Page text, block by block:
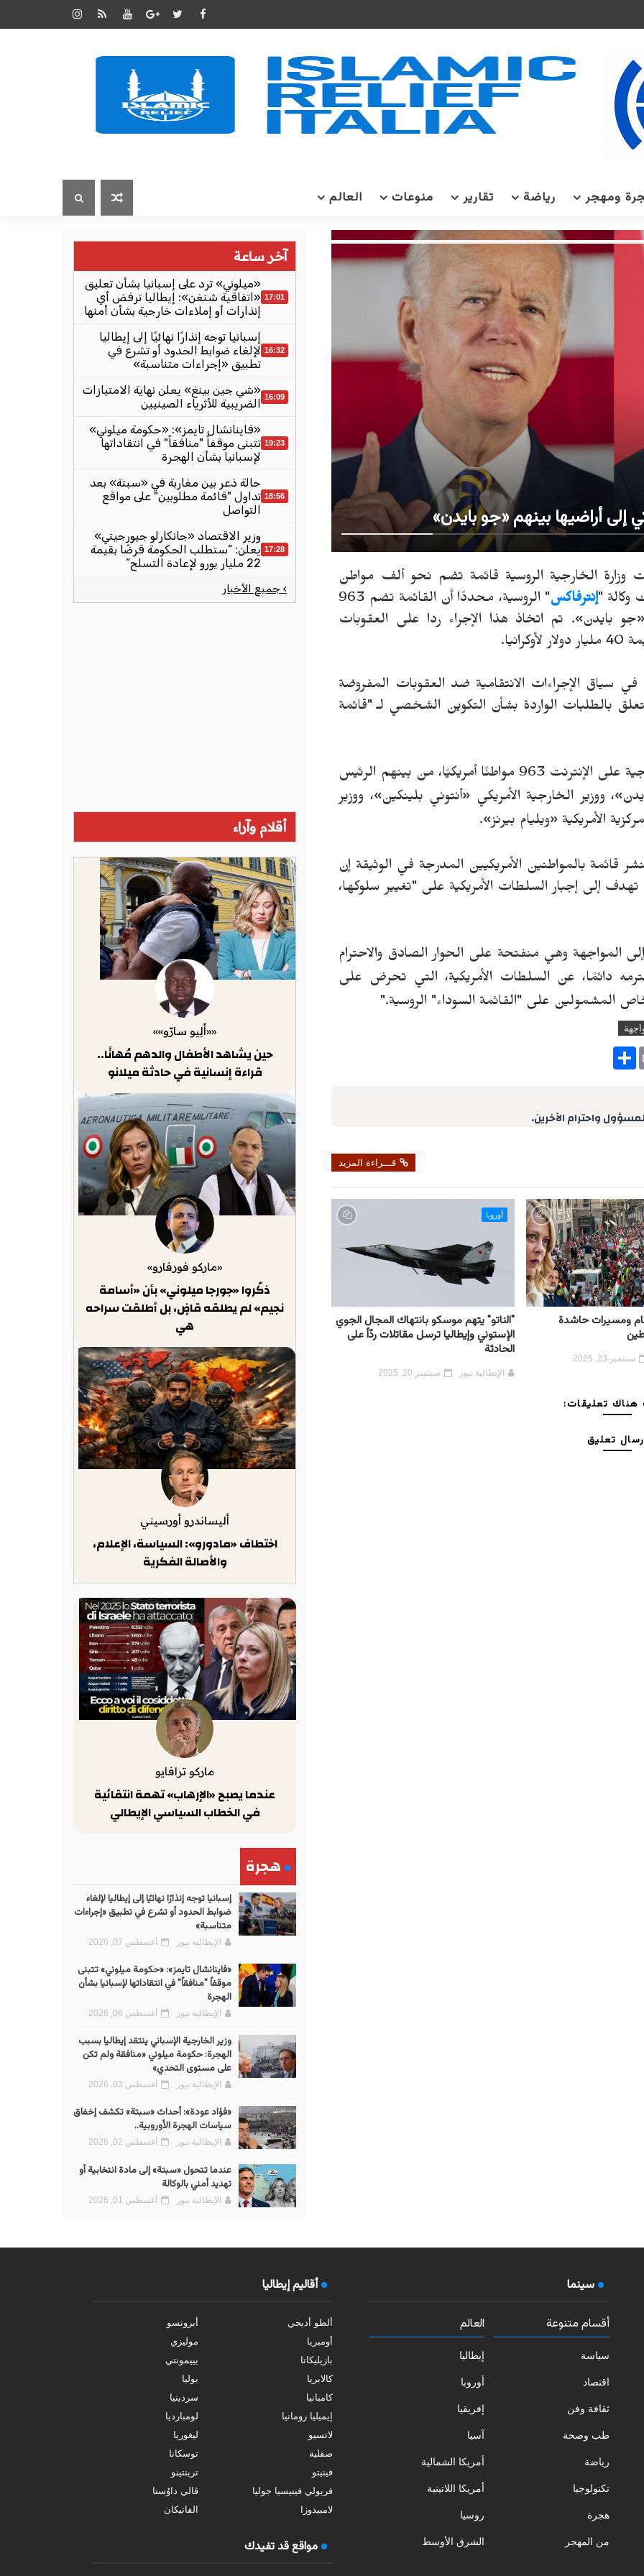
ومهجر رياضة تقارير منوعات العالم
وزارة الخارجية الروسية قائمة تضم نحو ألف مواطن
"إنترفاكس
" الروسية، محددًا أن القائمة تضم 963
«جو بايدن». تم اتخاذ هذا الإجراء ردا على العقوبات
في سياق الإجراءات الانتقامية ضد العقوبات المفروضة
بالطلبات الواردة بشأن التكوين الشخصي لـ "قائمة
وتشمل القائمة المنشورة على موقع وزارة الخارجية على الإنترنت 963 مواطنًا أمريكيًا، من بينهم الرئيس
»، ووزير الخارجية الأمريكي «أنتوني بلينكين»، ووزير
الأمريكية «ويليام بيرنز»
.
قائمة بالمواطنين الأمريكيين المدرجة في الوثيقة إن
إلى إجبار السلطات الأمريكية على "تغيير سلوكها،
المواجهة وهي منفتحة على الحوار الصادق والاحترام
دائمًا، عن السلطات الأمريكية، التي تحرض على
المشمولين على "القائمة السوداء" الروسية."
S
h
واحترام الآخرين.
قـــراءة المزيد
ومسيرات حاشدة
سبتمبر 23, 2025
أوروبا
"الناتو" يتهم موسكو بانتهاك المجال الجوي
الإستوني وإيطاليا ترسل مقاتلات ردّاً على
الحادثة
الإيطالية نيوز سبتمبر 20, 2025
تعليقات:
تعليق
آخر ساعة
17:01
«ميلوني» ترد على إسبانيا بشأن تعليق
«اتفاقية شنغن»: إيطاليا ترفض أي
إنذارات أو إملاءات خارجية بشأن أمنها
16:32
إسبانيا توجه إنذارًا نهائيًا إلى إيطاليا
لإلغاء ضوابط الحدود أو تشرع في
تطبيق «إجراءات متناسبة»
16:09 «شي جين بينغ» يعلن نهاية الامتيازات
الضريبية للأثرياء الصينيين
19:23
«فاينانشال تايمز»: «حكومة ميلوني»
تتبنى موقفاً "منافقاً" في انتقاداتها
لإسبانيا بشأن الهجرة
18:56
حالة ذعر بين مغاربة في «سبتة» بعد
تداول "قائمة مطلوبين" على مواقع
التواصل
17:28
وزير الاقتصاد «جانكارلو جيورجيتي»
يعلن: “ستطلب الحكومة قرضًا بقيمة
22 مليار يورو لإعادة التسلح”
› جميع الأخبار
أقلام وآراء
««أَلِيو سارّو»»
حين يشاهد الأطفال والدهم مُهانًا..
قراءة إنسانية في حادثة ميلانو
«ماركو فورفارو»
ذكّروا «جورجا ميلوني» بأن «أسامة
نجيم» لم يطلقه قاضٍ، بل أطلقت سراحه
هي
أليساندرو أورسيني
اختطاف «مادورو»: السياسة، الإعلام،
والأصالة الفكرية
ماركو ترافايو
عندما يصبح «الإرهاب» تهمة انتقائية
في الخطاب السياسي الإيطالي
هجرة
إسبانيا توجه إنذارًا نهائيًا إلى إيطاليا لإلغاء
ضوابط الحدود أو تشرع في تطبيق «إجراءات
متناسبة»
الإيطالية نيوز أغسطس 07, 2026
«فاينانشال تايمز»: «حكومة ميلوني» تتبنى
موقفاً "منافقاً" في انتقاداتها لإسبانيا بشأن
الهجرة
الإيطالية نيوز أغسطس 06, 2026
وزير الخارجية الإسباني ينتقد إيطاليا بسبب
الهجرة: حكومة ميلوني «منافقة ولم تكن
على مستوى التحدي»
الإيطالية نيوز أغسطس 03, 2026
«فؤاد عودة»: أحداث «سبتة» تكشف إخفاق
سياسات الهجرة الأوروبية..
الإيطالية نيوز أغسطس 02, 2026
عندما تتحول «سبتة» إلى مادة انتخابية أو
تهديد أمني بالوكالة
الإيطالية نيوز أغسطس 01, 2026
سينما
أقسام متنوعة
سياسة
اقتصاد
ثقافة وفن
طب وصحة
رياضة
تكنولوجيا
هجرة
من المهجر
العالم
إيطاليا
أوروبا
إفريقيا
آسيا
أمريكا الشمالية
أمريكا اللاتينية
روسيا
الشرق الأوسط
أقاليم إيطاليا
ألطو أديجي
أبروتسو
أومبريا
موليزي
بازيليكاتا
بييمونتي
كالابريا
بوليا
كامبانيا
سردينيا
إيميليا رومانيا
لومبارديا
لاتسيو
ليغوريا
صقلية
توسكانا
فينيتو
ترينتينو
فريولي فينيسيا جوليا
ڤالي داوُستا
لامبيدوزا
الفاتيكان
مواقع قد تفيدك